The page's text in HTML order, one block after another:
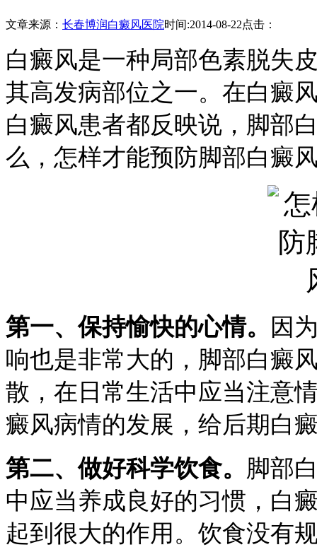
文章来源： 长春博润白癜风医院时间:2014-08-22点击：
白癜风是一种局部色素脱失
其高发病部位之一。在白癜
白癜风患者都反映说，脚部
么，怎样才能预防脚部白癜
第一、保持愉快的心情。
因
响也是非常大的，脚部白癜
散，在日常生活中应当注意
癜风病情的发展，给后期白
第二、做好科学饮食。 脚部
中应当养成良好的习惯，白
起到很大的作用。饮食没有